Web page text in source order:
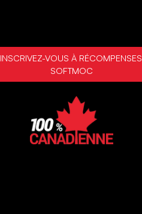
INSCRIVEZ-VOUS À RÉCOMPENSES
SOFTMOC